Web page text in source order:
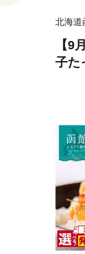
北海道
【9
子た
パ
秘
め
供
海
9